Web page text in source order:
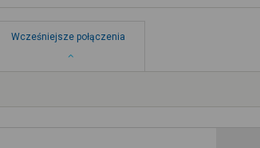
Wcześniejsze połączenia